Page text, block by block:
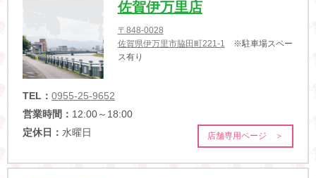
佐賀伊万里店
〒848-0028
佐賀県伊万里市脇田町221-1 ※駐車場スペー
ス有り
TEL： 0955-25-9652
営業時間： 12:00～18:00
定休日： 水曜日 店舗専用ページ ＞